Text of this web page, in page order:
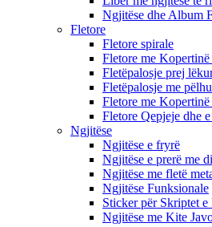
Ngjitëse dhe Album
Fletore
Fletore spirale
Fletore me Kopertinë
Fletëpalosje prej
Fletëpalosje me
Fletore me Kopertinë
Fletore Qepjeje dhe
Ngjitëse
Ngjitëse e fryrë
Ngjitëse e prerë me
Ngjitëse me fletë
Ngjitëse Funksionale
Sticker për Skriptet
Ngjitëse me Kite